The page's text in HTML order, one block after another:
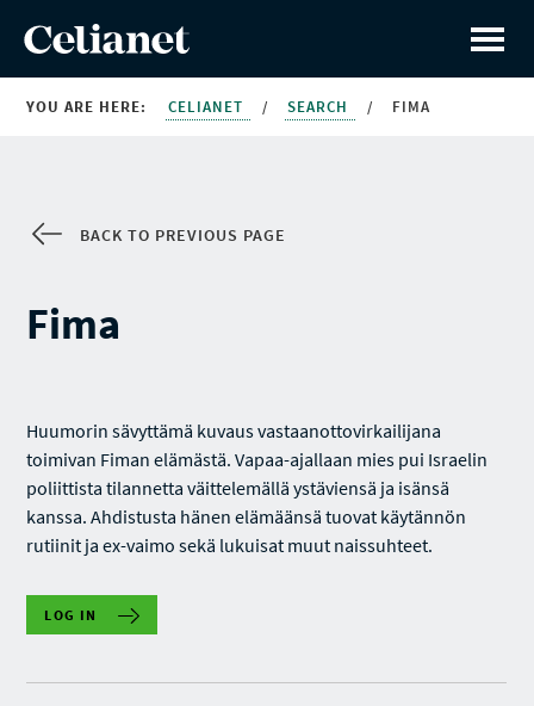
YOU ARE HERE: CELIANET / SEARCH / FIMA
BACK TO PREVIOUS PAGE
Fima
Huumorin sävyttämä kuvaus vastaanottovirkailijana
toimivan Fiman elämästä. Vapaa-ajallaan mies pui Israelin
poliittista tilannetta väittelemällä ystäviensä ja isänsä
kanssa. Ahdistusta hänen elämäänsä tuovat käytännön
rutiinit ja ex-vaimo sekä lukuisat muut naissuhteet.
LOG IN